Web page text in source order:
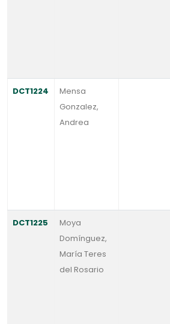
DCT1224
Mensa
Gonzalez,
Andrea
DCT1225
Moya
Domínguez,
María Teres
del Rosario